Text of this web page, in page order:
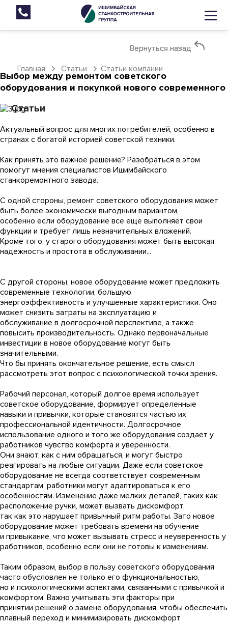
Вернуться назад
Главная
Вернуться назад
Статьи
Статьи компании
Статьи
Выбор между ремонтом советского
оборудования и покупкой нового современного
Актуальный вопрос для многих потребителей, особенно в
странах с богатой историей советской техники.
Как принять это важное решение? Разобраться в этом
помогут мнения специалистов Ишимбайского
станкоремонтного завода.
С одной стороны, ремонт советского оборудования может
быть более экономически выгодным вариантом,
особенно если оборудование все еще выполняет свои
функции и требует лишь незначительных вложений.
Кроме того, у старого оборудования может быть высокая
надежность и простота в обслуживании...
С другой стороны, новое оборудование может предложить
современные технологии, большую
энергоэффективность и улучшенные характеристики. Оно
может снизить затраты на эксплуатацию и
обслуживание в долгосрочной перспективе, а также
повысить производительность. Однако первоначальные
инвестиции в новое оборудование могут быть
значительными.
Что бы принять окончательное решение, есть смысл
рассмотреть этот вопрос с психологической точки зрения.
Рабочий персонал, который долгое время использует
советское оборудование, формирует определенные
навыки и привычки, которые становятся частью их
профессиональной идентичности. Долгосрочное
использование одного и того же оборудования создает у
работников чувство комфорта и уверенности.
Они знают, как с ним обращаться, и могут быстро
реагировать на любые ситуации. Даже если советское
оборудование не всегда соответствует современным
стандартам, работники могут адаптироваться к его
особенностям. Изменение даже мелких деталей, таких как
расположение ручки, может вызвать дискомфорт,
так как это нарушает привычный ритм работы. Зато новое
оборудование может требовать времени на обучение
и привыкание, что может вызывать стресс и неуверенность у
работников, особенно если они не готовы к изменениям.
Таким образом, выбор в пользу советского оборудования
часто обусловлен не только его функциональностью,
но и психологическими аспектами, связанными с привычкой и
комфортом. Важно учитывать эти факторы при
принятии решений о замене оборудования, чтобы обеспечить
плавный переход и минимизировать дискомфорт